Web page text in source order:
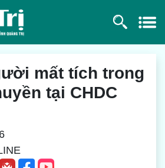
mất tích trong
tại CHDC